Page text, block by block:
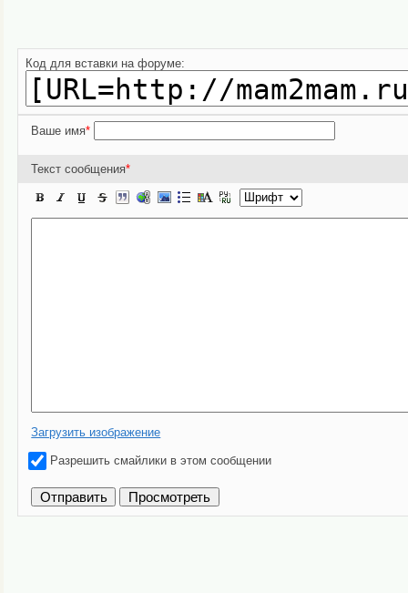
Код для вставки на форуме:
Ваше имя*
Текст сообщения*
Загрузить изображение
Разрешить смайлики в этом сообщении